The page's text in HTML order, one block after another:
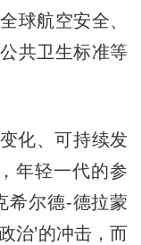
球航空安全、
共卫生标准等
化、可持续发
年轻一代的参
希尔德-德拉蒙
治’的冲击，而